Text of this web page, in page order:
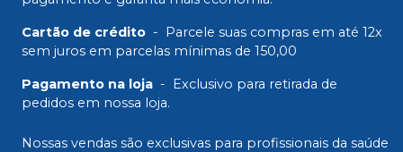
Cartão de crédito - Parcele suas compras em até 12x
sem juros em parcelas mínimas de 150,00
Pagamento na loja - Exclusivo para retirada de
pedidos em nossa loja.
Nossas vendas são exclusivas para profissionais da saúde